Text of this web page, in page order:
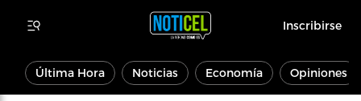
Inscribirse
Última Hora Noticias Economía Opiniones